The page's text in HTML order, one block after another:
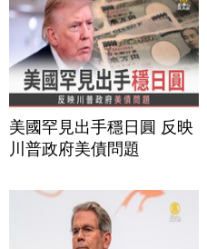
美國罕見出手穩日圓 反映
川普政府美債問題